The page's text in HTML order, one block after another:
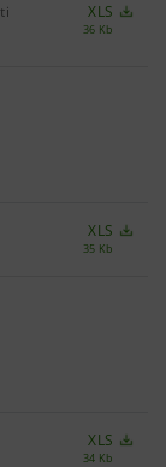
XLS
36 Kb
XLS
35 Kb
XLS
34 Kb